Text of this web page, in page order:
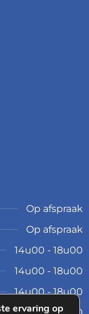
Op afspraak
Op afspraak
14u00 - 18u00
14u00 - 18u00
14u00 - 18u00
ervaring op